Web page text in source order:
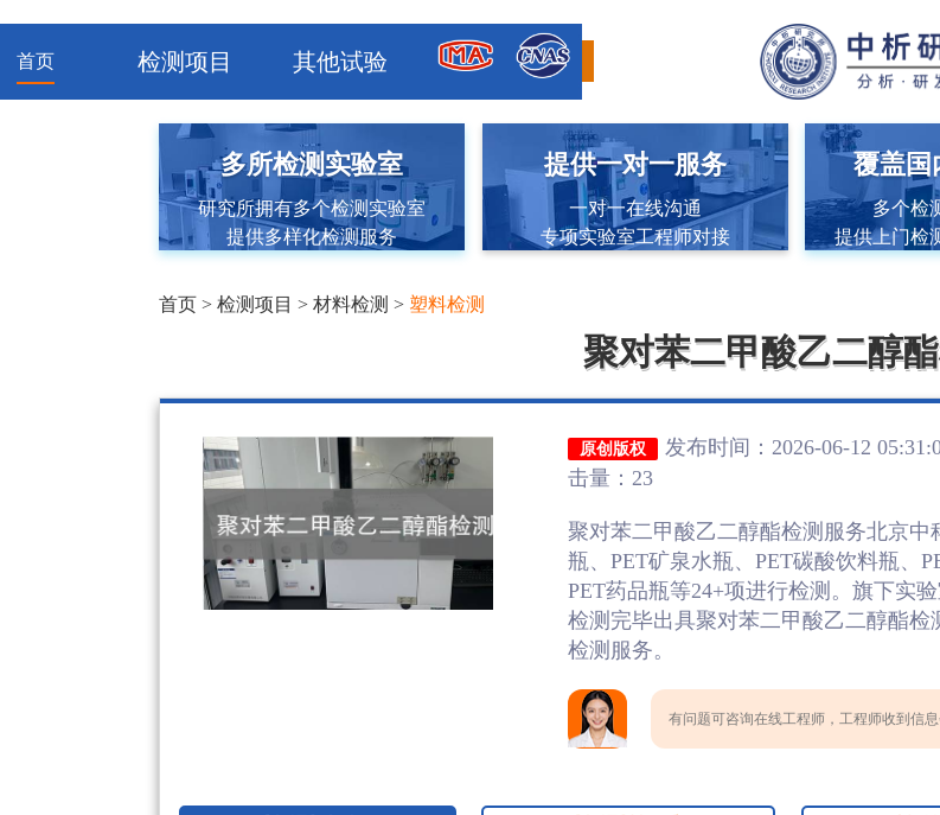
首页 检测项目 其他试验
多所检测实验室
研究所拥有多个检测实验室
提供多样化检测服务
提供一对一服务
一对一在线沟通
专项实验室工程师对接
覆盖国
多个检
提供上门检
首页 >检测项目 >材料检测 > 塑料检测
聚对苯二甲酸乙二醇
原创版权 发布时间：2026-06-12
击量：23
聚对苯二甲酸乙二醇酯检测服务北京
瓶、PET矿泉水瓶、PET碳酸饮料瓶、
PET药品瓶等24+项进行检测。旗下实
检测完毕出具聚对苯二甲酸乙二醇酯
检测服务。
有问题可咨询在线工程师，工程师收到信